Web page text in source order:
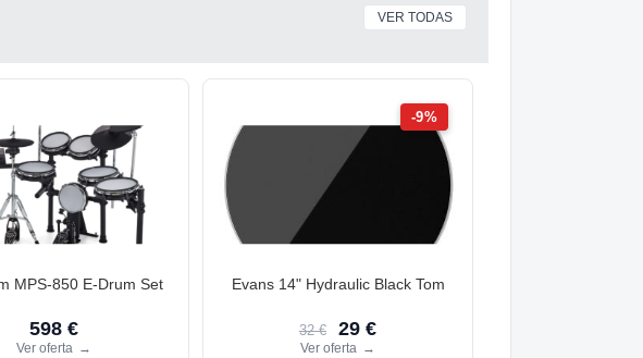
VER TODAS
MPS-850 E-Drum Set
598 €
Ver oferta →
-9%
Evans 14" Hydraulic Black Tom
32 € 29 €
Ver oferta →